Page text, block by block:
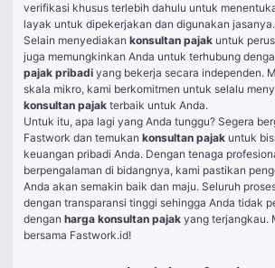
verifikasi khusus terlebih dahulu untuk
layak untuk dipekerjakan dan digunakan jasanya.
Selain menyediakan konsultan pajak untuk
juga memungkinkan Anda untuk terhubung
pajak pribadi yang bekerja secara independen.
skala mikro, kami berkomitmen untuk selalu
konsultan pajak terbaik untuk Anda.
Untuk itu, apa lagi yang Anda tunggu? Segera
Fastwork dan temukan konsultan pajak untuk
keuangan pribadi Anda. Dengan tenaga
berpengalaman di bidangnya, kami pastikan
Anda akan semakin baik dan maju. Seluruh
dengan transparansi tinggi sehingga Anda tidak
dengan harga konsultan pajak yang terjangkau.
bersama Fastwork.id!